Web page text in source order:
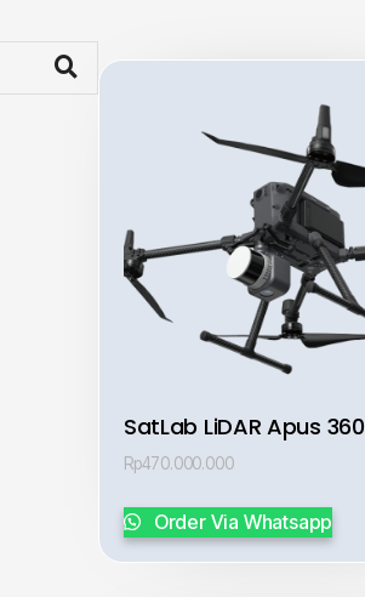
SatLab LiDAR Apus 360
Rp470.000.000
Order Via Whatsapp